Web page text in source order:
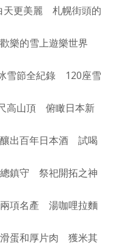
天更美麗 札幌街頭的
歡樂的雪上遊樂世界
雪節全紀錄 120座雪
高山頂 俯瞰日本新
釀出百年日本酒 試喝
總鎮守 祭祀開拓之神
兩項名產 湯咖哩拉麵
滑蛋和厚片肉 獲米其